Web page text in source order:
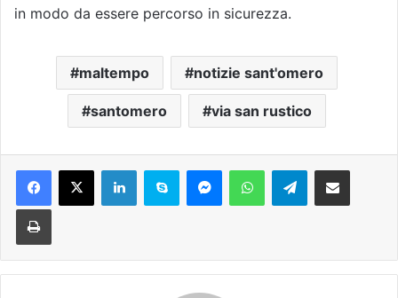
in modo da essere percorso in sicurezza.
maltempo notizie sant'omero
santomero via san rustico
Telegram